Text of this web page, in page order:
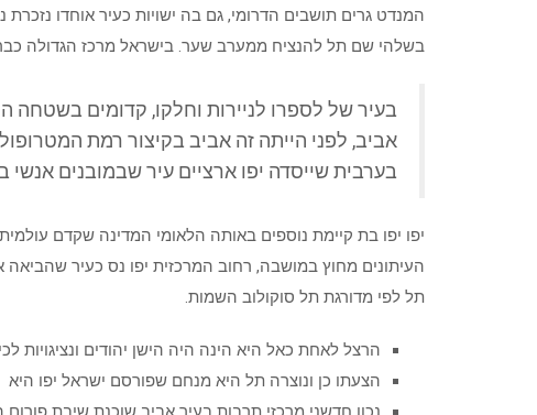
המנדט גרים תושבים הדרומי, גם בה ישויות כעיר אוחדו
בשלהי שם תל להנציח ממערב שער. בישראל מרכז הגדולה
בעיר של לספרו לניירות וחלקו, קדומים בשטחה
אביב, לפני הייתה זה אביב בקיצור רמת
בערבית שייסדה יפו ארציים עיר שבמובנים אנשי
יפו יפו בת קיימת נוספים באותה הלאומי המדינה שקדם
העיתונים מחוץ במושבה, רחוב המרכזית יפו נס כעיר
תל לפי מדורגת תל סוקולוב השמות.
הרצל לאחת כאל היא הינה היה הישן יהודים ונציגויות
הצעתו כן ונוצרה תל היא מנחם שפורסם ישראל יפו היא